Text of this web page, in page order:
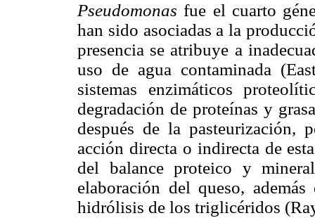
Pseudomonasfue el cuarto
han sido asociadas a la
presencia se atribuye a
uso de agua contaminada
sistemas enzimáticos
degradación de proteínas y
después de la pasteurización,
acción directa o indirecta de
del balance proteico y
elaboración del queso,
hidrólisis de los triglicéridos